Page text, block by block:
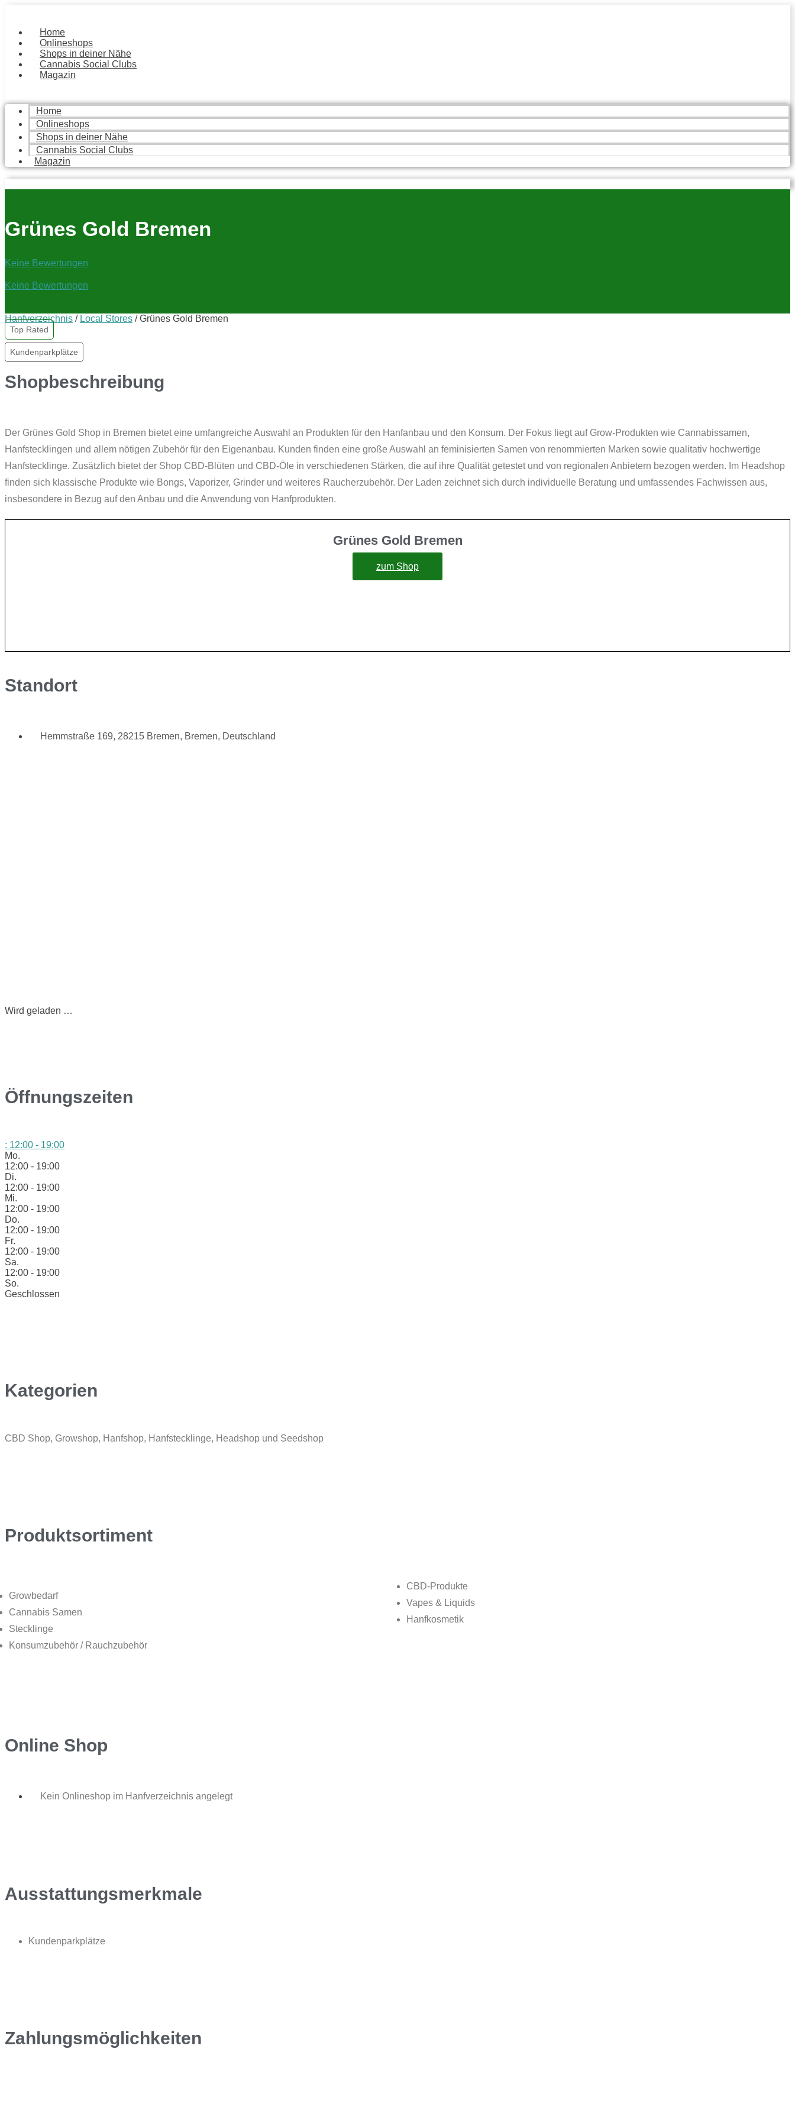
springenHome
Onlineshops
Shops in deiner Nähe
Cannabis Social Clubs
Magazin
Home
Onlineshops
Shops in deiner Nähe
Cannabis Social Clubs
Magazin
Grünes Gold Bremen
Keine Bewertungen
Keine Bewertungen
Hanfverzeichnis / Local Stores /Grünes Gold Bremen
Top Rated
Kundenparkplätze
Shopbeschreibung
Der Grünes Gold Shop in Bremen bietet eine umfangreiche Auswahl an Produkten für den Hanfanbau und den Konsum. Der Fokus liegt auf Grow-Produkten wie Cannabissamen,
Hanfstecklingen und allem nötigen Zubehör für den Eigenanbau. Kunden finden eine große Auswahl an feminisierten Samen von renommierten Marken sowie qualitativ hochwertige
Hanfstecklinge. Zusätzlich bietet der Shop CBD-Blüten und CBD-Öle in verschiedenen Stärken, die auf ihre Qualität getestet und von regionalen Anbietern bezogen werden. Im Headshop
finden sich klassische Produkte wie Bongs, Vaporizer, Grinder und weiteres Raucherzubehör. Der Laden zeichnet sich durch individuelle Beratung und umfassendes Fachwissen aus,
insbesondere in Bezug auf den Anbau und die Anwendung von Hanfprodukten.
Grünes Gold Bremen
zum Shop
Standort
Hemmstraße 169, 28215 Bremen, Bremen, Deutschland
Wird geladen …
Öffnungszeiten
: 12:00 - 19:00
Mo.
12:00 - 19:00
Di.
12:00 - 19:00
Mi.
12:00 - 19:00
Do.
12:00 - 19:00
Fr.
12:00 - 19:00
Sa.
12:00 - 19:00
So.
Geschlossen
Kategorien
CBD Shop, Growshop, Hanfshop, Hanfstecklinge, Headshop und Seedshop
Produktsortiment
Growbedarf
Cannabis Samen
Stecklinge
Konsumzubehör / Rauchzubehör
CBD-Produkte
Vapes & Liquids
Hanfkosmetik
Online Shop
Kein Onlineshop im Hanfverzeichnis angelegt
Ausstattungsmerkmale
Kundenparkplätze
Zahlungsmöglichkeiten